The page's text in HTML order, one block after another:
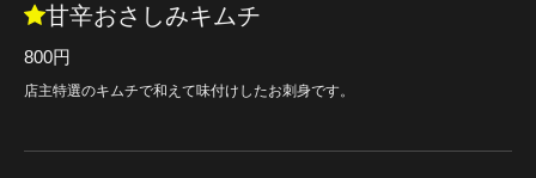
甘辛おさしみキムチ
800円
店主特選のキムチで和えて味付けしたお刺身です。